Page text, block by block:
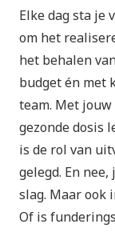
Elke dag sta je
om het
het behalen
budget én met
team. Met
gezonde dosis
is de rol van
gelegd. En
slag. Maar ook
Of is